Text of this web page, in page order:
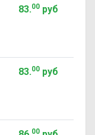
83.00руб
83.00руб
00